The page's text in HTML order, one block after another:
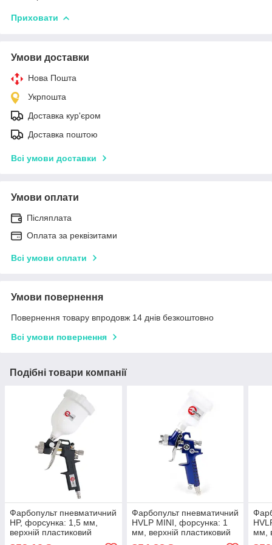
Приховати
Умови доставки
Нова Пошта
Укрпошта
Доставка кур'єром
Доставка поштою
Всі умови доставки
Умови оплати
Післяплата
Оплата за реквізитами
Всі умови оплати
Умови повернення
Повернення товару впродовж 14 днів безкоштовно
Всі умови повернення
Подібні товари компанії
Фарбопульт пневматичний
HP, форсунка: 1,5 мм,
верхній пластиковий
бачок: 600 мл, 3
Фарбопульт пневматичний
HVLP MINI, форсунка: 1
мм, верхній пластиковий
бачок: 125 мл, 3 бар
мм,